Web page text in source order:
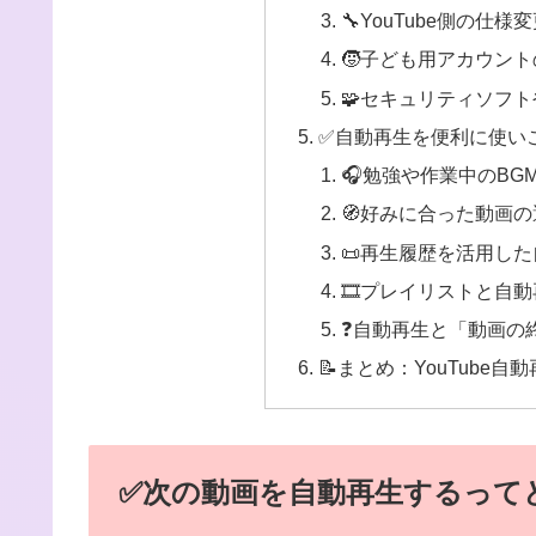
🔧YouTube側の仕様
🧒子ども用アカウン
🧩セキュリティソフ
✅自動再生を便利に使い
🎧勉強や作業中の
🧭好みに合った動画
📜再生履歴を活用し
🎞️プレイリストと自動
❓自動再生と「動画
📝まとめ：YouTube自
✅次の動画を自動再生するっ